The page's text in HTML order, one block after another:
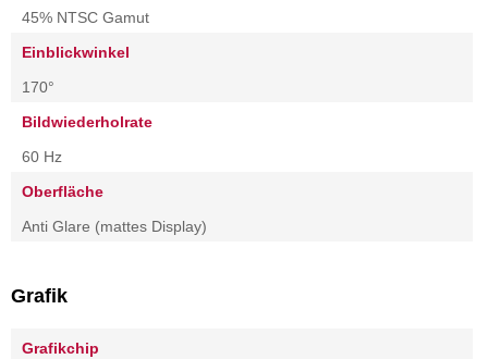
45% NTSC Gamut
Einblickwinkel
170°
Bildwiederholrate
60 Hz
Oberfläche
Anti Glare (mattes Display)
Grafik
Grafikchip